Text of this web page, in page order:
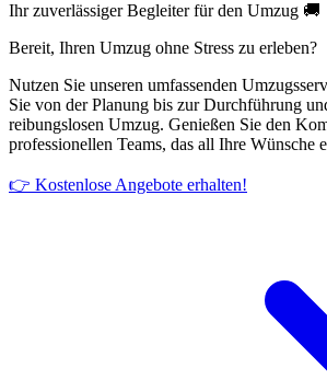
Ihr zuverlässiger Begleiter für den Umzug 🚚
Bereit, Ihren Umzug ohne Stress zu erleben?
Nutzen Sie unseren umfassenden
Sie von der Planung bis zur Durchführung
reibungslosen Umzug. Genießen Sie den
professionellen Teams, das all Ihre Wünsche
👉 Kostenlose Angebote erhalten!